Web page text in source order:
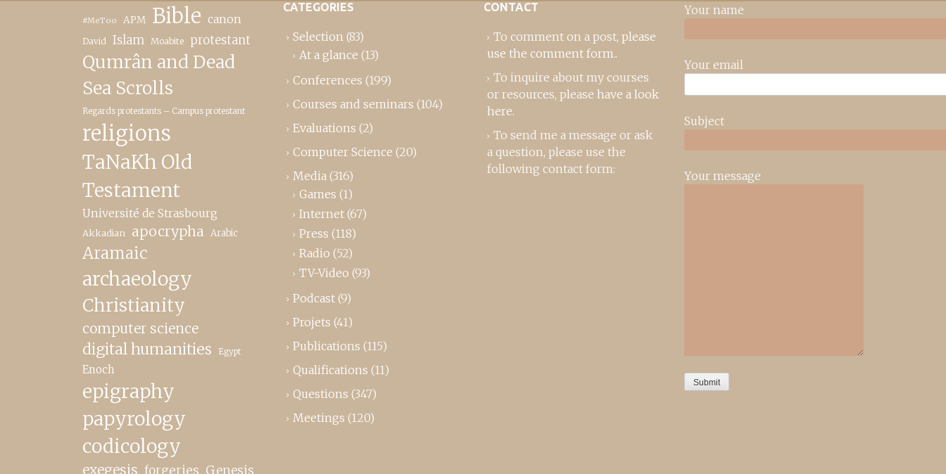
#MeToo APM Bible canon
David Islam Moabite protestant
Qumrân and Dead
Sea Scrolls
Regards protestants – Campus protestant
religions
TaNaKh Old
Testament
Université de Strasbourg
Akkadian apocrypha Arabic
Aramaic
archaeology
Christianity
computer science
digital humanities Egypt
Enoch
epigraphy
papyrology
codicology
exegesis forgeries Genesis
CATEGORIES
Selection (83)
At a glance (13)
Conferences (199)
Courses and seminars (104)
Evaluations (2)
Computer Science (20)
Media (316)
Games (1)
Internet (67)
Press (118)
Radio (52)
TV-Video (93)
Podcast (9)
Projets (41)
Publications (115)
Qualifications (11)
Questions (347)
Meetings (120)
CONTACT
To comment on a post, please
use the comment form..
To inquire about my courses
or resources, please have a look
here.
To send me a message or ask
a question, please use the
following contact form:
Your name
Your email
Subject
Your message